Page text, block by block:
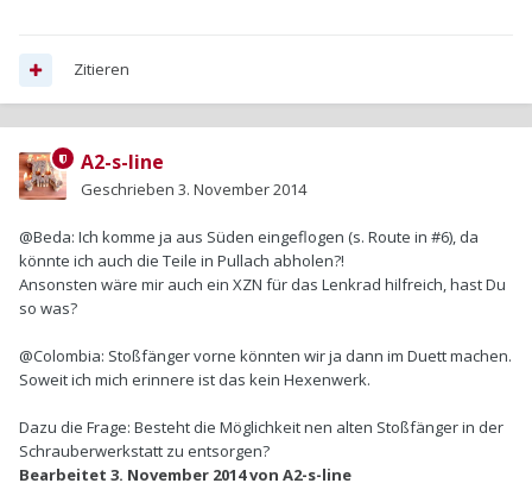
Zitieren
A2-s-line
Geschrieben 3. November 2014
@Beda: Ich komme ja aus Süden eingeflogen (s. Route in #6), da
könnte ich auch die Teile in Pullach abholen?!
Ansonsten wäre mir auch ein XZN für das Lenkrad hilfreich, hast Du
so was?
@Colombia: Stoßfänger vorne könnten wir ja dann im Duett machen.
Soweit ich mich erinnere ist das kein Hexenwerk.
Dazu die Frage: Besteht die Möglichkeit nen alten Stoßfänger in der
Schrauberwerkstatt zu entsorgen?
Bearbeitet 3. November 2014von A2-s-line